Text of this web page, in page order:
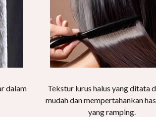
dalam
Tekstur lurus halus yang ditata
mudah dan mempertahankan
yang ramping.